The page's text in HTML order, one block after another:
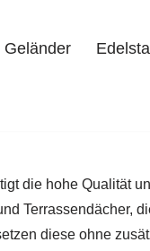
Geländer
die hohe Qualität
Terrassendächer,
diese ohne